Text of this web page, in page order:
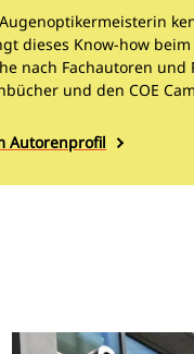
dieses Know-how
nach Fachautoren
und den COE
Autorenprofil